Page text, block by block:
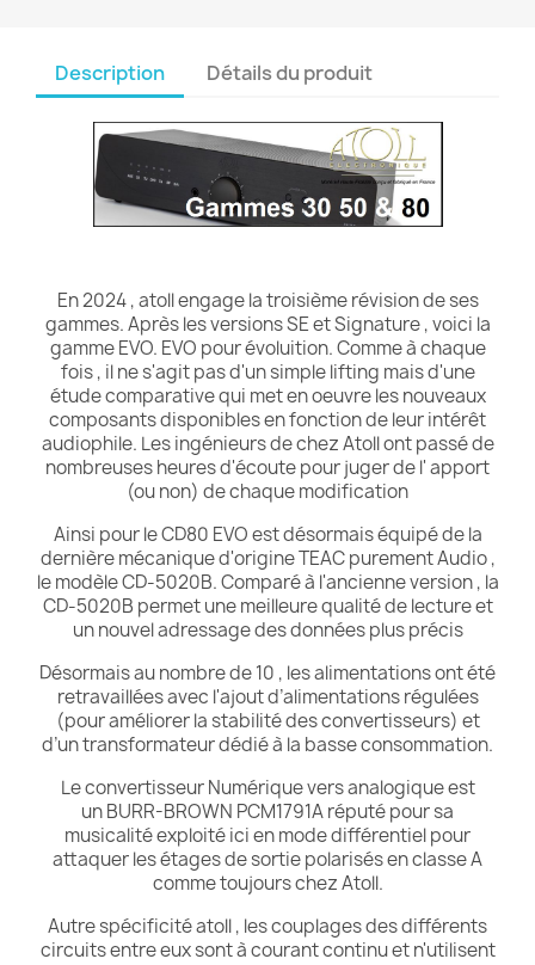
Description Détails du produit
En 2024 , atoll engage la troisième révision de ses
gammes. Après les versions SE et Signature , voici la
gamme EVO. EVO pour évoluition. Comme à chaque
fois , il ne s'agit pas d'un simple lifting mais d'une
étude comparative qui met en oeuvre les nouveaux
composants disponibles en fonction de leur intérêt
audiophile. Les ingénieurs de chez Atoll ont passé de
nombreuses heures d'écoute pour juger de l' apport
(ou non) de chaque modification
Ainsi pour le CD80 EVO est désormais équipé de la
dernière mécanique d'origine TEAC purement Audio ,
le modèle CD-5020B. Comparé à l'ancienne version , la
CD-5020B permet une meilleure qualité de lecture et
un nouvel adressage des données plus précis
Désormais au nombre de 10 , les alimentations ont été
retravaillées avec l'ajout d’alimentations régulées
(pour améliorer la stabilité des convertisseurs) et
d’un transformateur dédié à la basse consommation.
Le convertisseur Numérique vers analogique est
unBURR-BROWN PCM1791A réputé pour sa
musicalité exploité ici en mode différentiel pour
attaquer les étages de sortie polarisés en classe A
comme toujours chez Atoll.
Autre spécificité atoll , les couplages des différents
circuits entre eux sont à courant continu et n'utilisent